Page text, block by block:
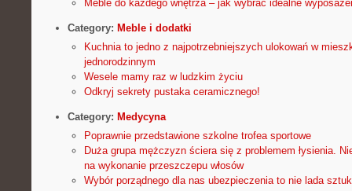
Meble do każdego wnętrza – jak wybrać idealne
Category: Meble i dodatki
Kuchnia to jedno z najpotrzebniejszych ulokowań w
jednorodzinnym
Wesele mamy raz w ludzkim życiu
Odkryj sekrety pustaka ceramicznego!
Category: Medycyna
Poprawnie przedstawione szkolne trofea sportowe
Duża grupa mężczyzn ściera się z problemem łysienia.
na wykonanie przeszczepu włosów
Wybór porządnego dla nas ubezpieczenia to nie lada